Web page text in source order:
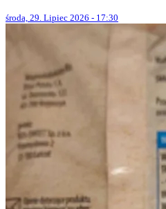
środa, 29. Lipiec 2026 - 17:30